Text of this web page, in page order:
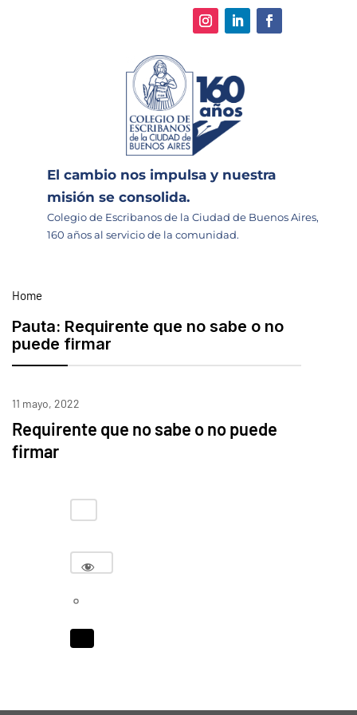
El cambio nos impulsa y nuestra
misión se consolida.
Colegio de Escribanos de la Ciudad de Buenos Aires,
160 años al servicio de la comunidad.
Home
Pauta: Requirente que no sabe o no
puede firmar
11 mayo, 2022
Requirente que no sabe o no puede
firmar